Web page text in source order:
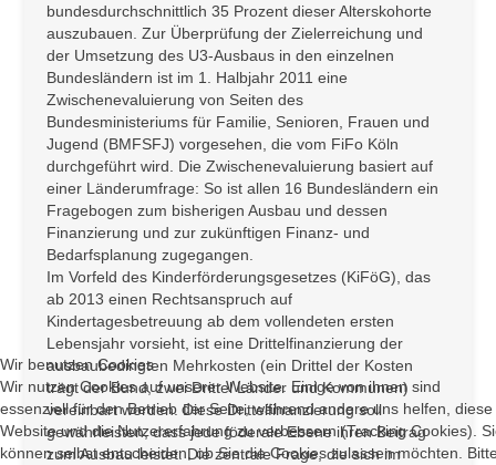
bundesdurchschnittlich 35 Prozent dieser Alterskohorte
auszubauen. Zur Überprüfung der Zielerreichung und
der Umsetzung des U3-Ausbaus in den einzelnen
Bundesländern ist im 1. Halbjahr 2011 eine
Zwischenevaluierung von Seiten des
Bundesministeriums für Familie, Senioren, Frauen und
Jugend (BMFSFJ) vorgesehen, die vom FiFo Köln
durchgeführt wird. Die Zwischenevaluierung basiert auf
einer Länderumfrage: So ist allen 16 Bundesländern ein
Fragebogen zum bisherigen Ausbau und dessen
Finanzierung und zur zukünftigen Finanz- und
Bedarfsplanung zugegangen.
Im Vorfeld des Kinderförderungsgesetzes (KiFöG), das
ab 2013 einen Rechtsanspruch auf
Kindertagesbetreuung ab dem vollendeten ersten
Lebensjahr vorsieht, ist eine Drittelfinanzierung der
ausbaubedingten Mehrkosten (ein Drittel der Kosten
trägt der Bund, zwei Drittel Länder und Kommunen)
vereinbart worden. Diese Drittelfinanzierung soll
gewährleisten, dass jede föderale Ebene ihren Beitrag
zum Ausbau leistet. Die zentrale Frage, die sich im
Wir benutzen Cookies
Wir nutzen Cookies auf unserer Website. Einige von ihnen sind
essenziell für den Betrieb der Seite, während andere uns helfen, diese
Website und die Nutzererfahrung zu verbessern (Tracking Cookies).
können selbst entscheiden, ob Sie die Cookies zulassen möchten.